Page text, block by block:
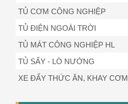
TỦ CƠM CÔNG NGHIỆP
TỦ ĐIỆN NGOÀI TRỜI
TỦ MÁT CÔNG NGHIỆP HL
TỦ SẤY - LÒ NƯỚNG
XE ĐẨY THỨC ĂN, KHAY CƠM